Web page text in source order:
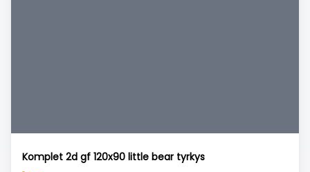
Komplet 2d gf 120x90 little bear tyrkys